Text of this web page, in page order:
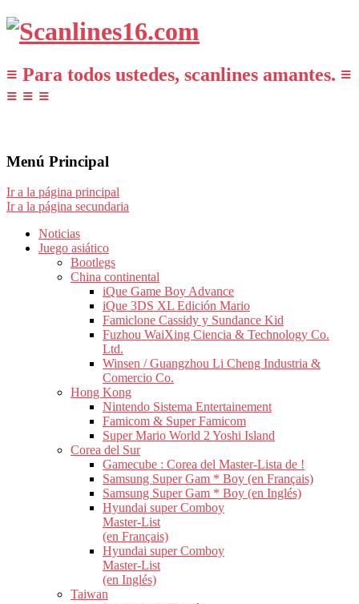
≡ Para todos ustedes, scanlines amantes. ≡
≡ ≡ ≡
Menú Principal
Ir a la página principal
Ir a la página secundaria
Noticias
Juego asiático
Bootlegs
China continental
iQue Game Boy Advance
iQue 3DS XL Edición Mario
Famiclone Cassidy y Sundance Kid
Fuzhou WaiXing Ciencia & Technology Co.
Ltd.
Winsen / Guangzhou Li Cheng Industria &
Comercio Co.
Hong Kong
Nintendo Sistema Entertainement
Famicom & Super Famicom
Super Mario World 2 Yoshi Island
Corea del Sur
Gamecube : Corea del Master-Lista de !
Samsung Super Gam * Boy (en Français)
Samsung Super Gam * Boy (en Inglés)
Hyundai super Comboy
Master-List
(en Français)
Hyundai super Comboy
Master-List
(en Inglés)
Taiwan